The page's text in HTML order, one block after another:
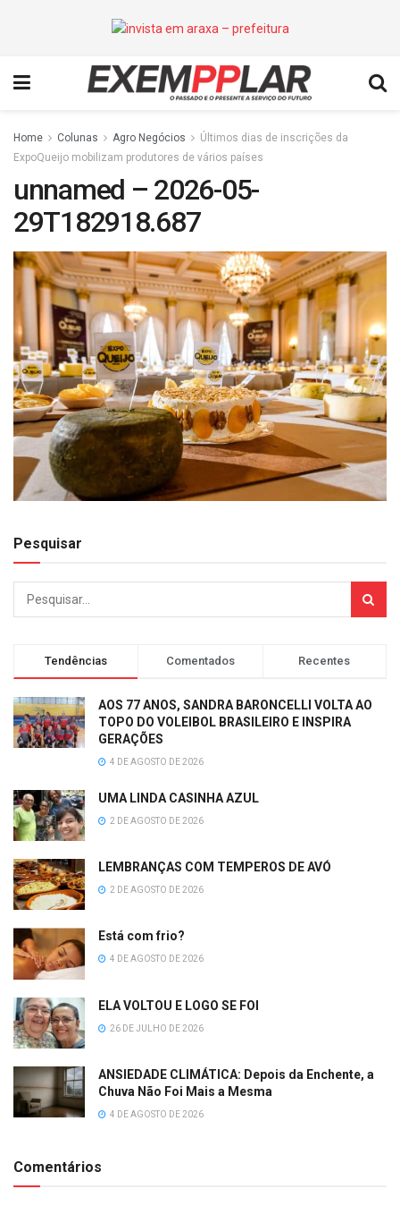
Home Colunas Agro Negócios
Últimos dias de inscrições da
ExpoQueijo mobilizam produtores de vários países
unnamed – 2026-05-
29T182918.687
Pesquisar
Tendências Comentados Recentes
AOS 77 ANOS, SANDRA BARONCELLI VOLTA AO
TOPO DO VOLEIBOL BRASILEIRO E INSPIRA
GERAÇÕES
4 DE AGOSTO DE 2026
UMA LINDA CASINHA AZUL
2 DE AGOSTO DE 2026
LEMBRANÇAS COM TEMPEROS DE AVÓ
2 DE AGOSTO DE 2026
Está com frio?
4 DE AGOSTO DE 2026
ELA VOLTOU E LOGO SE FOI
26 DE JULHO DE 2026
ANSIEDADE CLIMÁTICA: Depois da Enchente, a
Chuva Não Foi Mais a Mesma
4 DE AGOSTO DE 2026
Comentários